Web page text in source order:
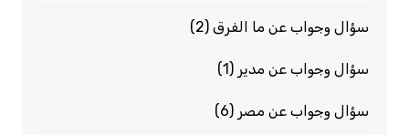
سؤال وجواب عن ما الفرق(2)
سؤال وجواب عن مدير (1)
سؤال وجواب عن مصر (6)